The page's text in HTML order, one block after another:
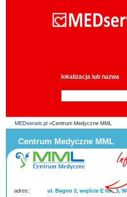
lokalizacja lub nazwa
MEDserwis.pl >Centrum Medyczne MML
Centrum Medyczne MML
adres:
ul. Bagno 2, wejście E lok. 3,